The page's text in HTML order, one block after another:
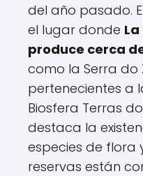
del año pasado.
el lugar donde
produce cerca
como la Serra do
pertenecientes a
Biosfera Terras
destaca la
especies de flora
reservas están